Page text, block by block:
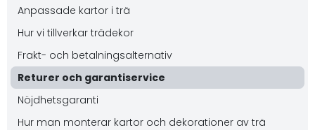
Anpassade kartor i trä
Hur vi tillverkar trädekor
Frakt- och betalningsalternativ
Returer och garantiservice
Nöjdhetsgaranti
Hur man monterar kartor och dekorationer av trä